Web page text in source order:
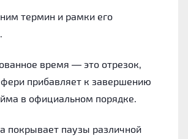
термин и рамки его
время — это отрезок,
прибавляет к завершению
в официальном порядке.
покрывает паузы различной